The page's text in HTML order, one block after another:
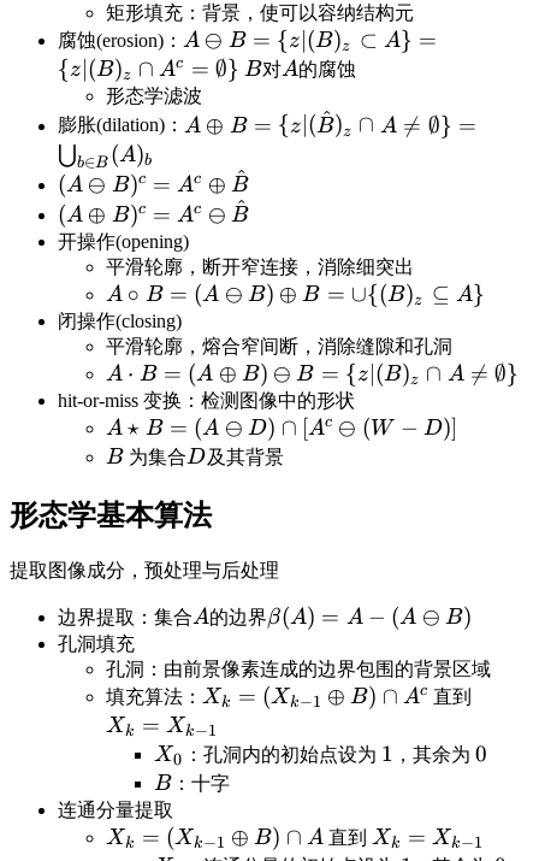
b\in
B\}
矩形填充：背景，使可以容纳结构元
腐蚀(erosion)： A\ominus B=\{z|
(B)_z\subset
A\}=\{z|
(B)_z\cap
A ⊖ B = {z (B)z ⊂ A} =
{z (B)z ∩ Ac = ∅} B
B对A
A的腐蚀
形态学滤波
膨胀(dilation)： A\oplus B=\{z|(\hat B)_z\cap
B}(A)_b
A ⊕ B = {z (B
^)z ∩ A 
= ∅} =
⋃b∈B (A)b
(A\ominus
B)^c=A^c\oplus\hat
B
(A ⊖ B)c = Ac ⊕ B
^
(A\oplus
B)^c=A^c\ominus\hat
(A ⊕ B)c = Ac ⊖ B
^
开操作(opening)
平滑轮廓，断开窄连接，消除细突出
A\circ B=
(A\ominus
B)\oplus
B=\cup\
{(B)_z\subseteq
A\}
A ∘ B = (A ⊖ B) ⊕ B = ∪{(B)z ⊆ A}
闭操作(closing)
平滑轮廓，熔合窄间断，消除缝隙和孔洞
A\cdot B=
(A\oplus
B)\ominus B=\{z|
(B)_z\cap
A ⋅ B = (A ⊕ B) ⊖ B = {z (B)z ∩ A 
= ∅}
hit-or-miss 变换：检测图像中的形状
A\star B=(A\ominus
D)\cap[A^c\ominus(W-
A ⋆ B = (A ⊖ D) ∩ [Ac ⊖ (W − D)]
B
B为集合D
D及其背景
形态学基本算法
提取图像成分，预处理与后处理
边界提取：集合A
A的边界\beta(A)=A-
B)
β(A) = A − (A ⊖ B)
孔洞填充
孔洞：由前景像素连成的边界包围的背景区域
填充算法： X_k=
(X_{k-
1}\oplus
B)\cap
Xk = (Xk−1 ⊕ B) ∩ Ac 直到
Xk = Xk−1
X_0
X0 ：孔洞内的初始点设为 1
1 ，其余为 0
0
B
B：十字
连通分量提取
X_k=
Xk = (Xk−1 ⊕ B) ∩ A 直到 X_k=X_{k-
Xk = Xk−1